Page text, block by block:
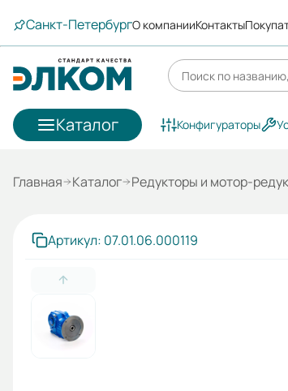
Санкт-ПетербургО компанииКонтакты
Каталог Конфигураторы
Главная Каталог Редукторы и мотор-
Артикул: 07.01.06.000119